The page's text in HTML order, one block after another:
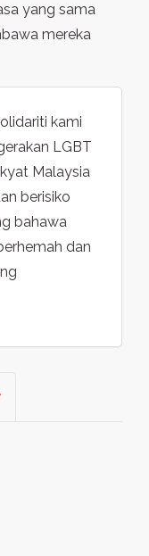
yang sama
mereka
kami
LGBT
Malaysia
berisiko
bahawa
dan